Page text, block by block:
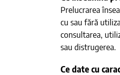
Prelucrarea
cu sau fără
consultarea,
sau distrugerea.
Ce date cu